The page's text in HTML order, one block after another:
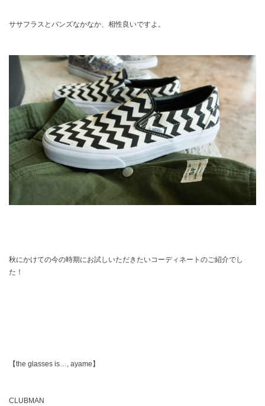
ササフラスとバンズなかなか、相性良いですよ。
秋にかけての今の時期にお試しいただきたいコーディネートのご紹介でし
た！
【the glasses is…, ayame】
CLUBMAN